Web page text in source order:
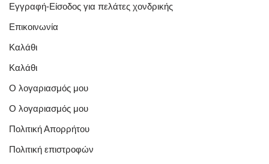
Εγγραφή-Είσοδος για πελάτες χονδρικής
Επικοινωνία
Καλάθι
Καλάθι
Ο λογαριασμός μου
Ο λογαριασμός μου
Πολιτική Απορρήτου
Πολιτική επιστροφών